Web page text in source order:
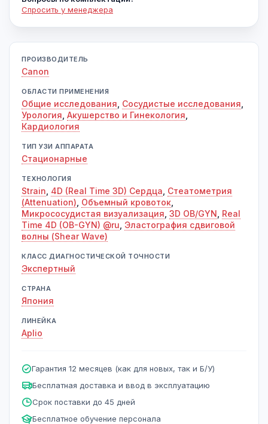
Спросить у менеджера
ПРОИЗВОДИТЕЛЬ
Canon
ОБЛАСТИ ПРИМЕНЕНИЯ
Общие исследования Сосудистые исследования
Урология Акушерство и Гинекология
Кардиология
ТИП УЗИ АППАРАТА
Стационарные
ТЕХНОЛОГИЯ
Strain 4D (Real Time 3D) Сердца Стеатометрия
(Attenuation) Объемный кровоток
Микрососудистая визуализация 3D OB/GYN Real
Time 4D (OB-GYN) @ru Эластография сдвиговой
волны (Shear Wave)
КЛАСС ДИАГНОСТИЧЕСКОЙ ТОЧНОСТИ
Экспертный
СТРАНА
Япония
ЛИНЕЙКА
Aplio
Гарантия 12 месяцев (как для новых, так и Б/У)
Бесплатная доставка и ввод в эксплуатацию
Срок поставки до 45 дней
Бесплатное обучение персонала